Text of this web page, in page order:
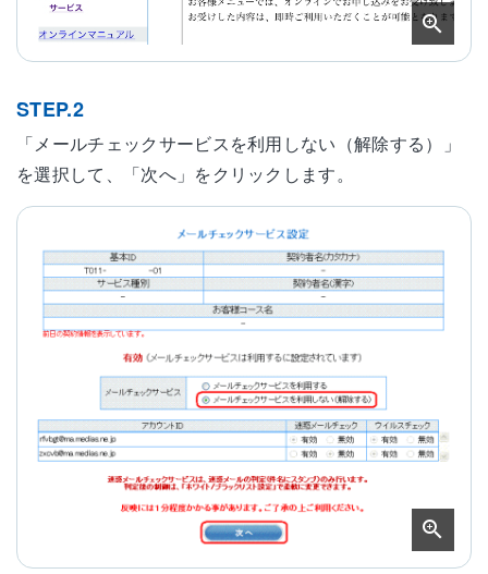
STEP.2
「メールチェックサービスを利用しない（解除する）」
を選択して、「次へ」をクリックします。